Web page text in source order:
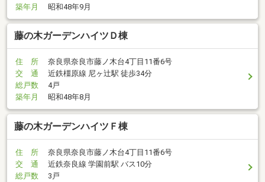
築年月
昭和48年9月
藤の木ガーデンハイツＤ棟
住 所
奈良県奈良市藤ノ木台4丁目11番6号
交 通
近鉄橿原線 尼ヶ辻駅 徒歩34分
総戸数
4戸
築年月
昭和48年8月
藤の木ガーデンハイツＦ棟
住 所
奈良県奈良市藤ノ木台4丁目11番6号
交 通
近鉄奈良線 学園前駅 バス10分
総戸数
3戸